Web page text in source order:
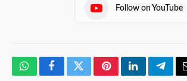
Follow on YouTube
WhatsAppFacebookTwitterPinterestLinkedIn